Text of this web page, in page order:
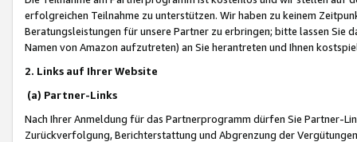
erfolgreichen Teilnahme zu unterstützen. Wir haben zu keinem
Beratungsleistungen für unsere Partner zu erbringen; bitte lassen Sie
Namen von Amazon aufzutreten) an Sie herantreten und Ihnen
2. Links auf Ihrer Website
(a) Partner-Links
Nach Ihrer Anmeldung für das Partnerprogramm dürfen Sie Partner-
Zurückverfolgung, Berichterstattung und Abgrenzung der